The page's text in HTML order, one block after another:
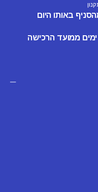
באותו היום